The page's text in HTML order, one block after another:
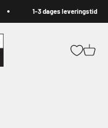
1-3 dages leveringstid
Åbn